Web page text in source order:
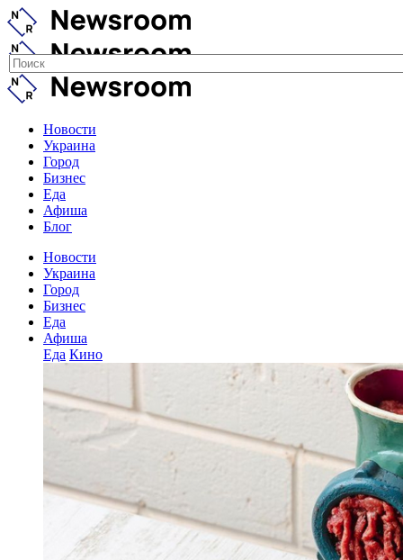
Новости
Украина
Город
Бизнес
Еда
Афиша
Блог
Новости
Украина
Город
Бизнес
Еда
Афиша
Еда Кино